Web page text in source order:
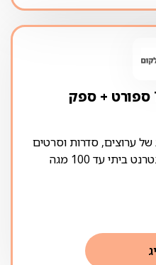
סלקום TV ‏- ‏סלקום TV ספורט + ספק
של ערוצים, סדרות וסרטים
עד 100 מגה